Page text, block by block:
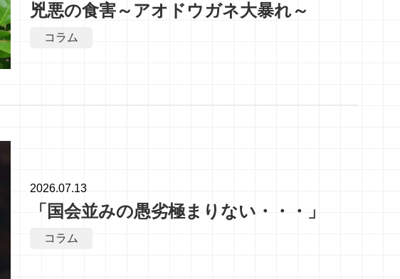
兇悪の食害～アオドウガネ大暴れ～
コラム
2026.07.13
「国会並みの愚劣極まりない・・・」
コラム